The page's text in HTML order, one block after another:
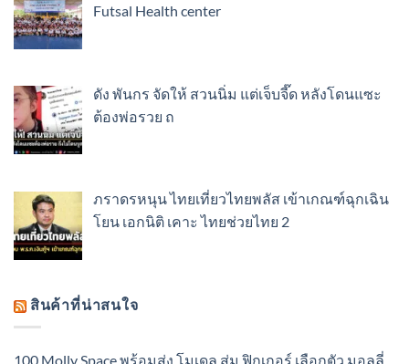
Futsal Health center
ดัง พันกร จัดให้ สวนนิ่ม แต่เจ็บจี๊ด หลังโดนแซะ
ต้องพ่อรวย ถ
ภราดรหนุน ไทยเที่ยวไทยพลัส เข้าเกณฑ์ฉุกเฉิน
โยน เอกนิติ เคาะ ไทยช่วยไทย 2
สินค้าที่น่าสนใจ
100 Molly Space พร้อมส่ง โมเดล สุ่ม ฟิกเกอร์ เลือกตัว มอลลี่